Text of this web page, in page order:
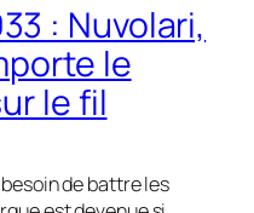
: Nuvolari,
le
le fil
besoin de battre les